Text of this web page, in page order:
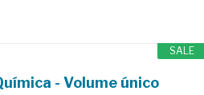
SALE
- Volume único